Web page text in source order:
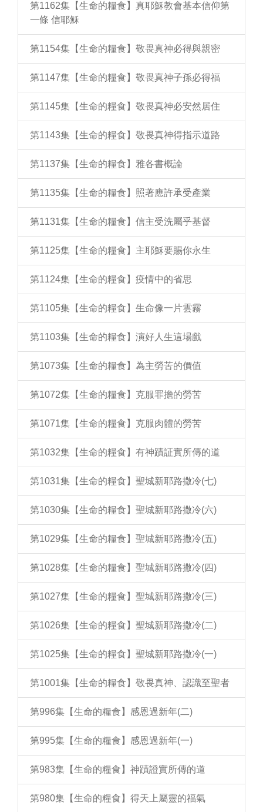
第1162集【生命的糧食】真耶穌教會基本信仰第
一條 信耶穌
第1154集【生命的糧食】敬畏真神必得與親密
第1147集【生命的糧食】敬畏真神子孫必得福
第1145集【生命的糧食】敬畏真神必安然居住
第1143集【生命的糧食】敬畏真神得指示道路
第1137集【生命的糧食】雅各書概論
第1135集【生命的糧食】照著應許承受產業
第1131集【生命的糧食】信主受洗屬乎基督
第1125集【生命的糧食】主耶穌要賜你永生
第1124集【生命的糧食】疫情中的省思
第1105集【生命的糧食】生命像一片雲霧
第1103集【生命的糧食】演好人生這場戲
第1073集【生命的糧食】為主勞苦的價值
第1072集【生命的糧食】克服罪擔的勞苦
第1071集【生命的糧食】克服肉體的勞苦
第1032集【生命的糧食】有神蹟証實所傳的道
第1031集【生命的糧食】聖城新耶路撒冷(七)
第1030集【生命的糧食】聖城新耶路撒冷(六)
第1029集【生命的糧食】聖城新耶路撒冷(五)
第1028集【生命的糧食】聖城新耶路撒冷(四)
第1027集【生命的糧食】聖城新耶路撒冷(三)
第1026集【生命的糧食】聖城新耶路撒冷(二)
第1025集【生命的糧食】聖城新耶路撒冷(一)
第1001集【生命的糧食】敬畏真神、認識至聖者
第996集【生命的糧食】感恩過新年(二)
第995集【生命的糧食】感恩過新年(一)
第983集【生命的糧食】神蹟證實所傳的道
第980集【生命的糧食】得天上屬靈的福氣